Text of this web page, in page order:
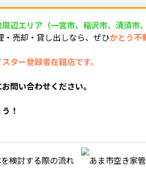
辺エリア（一宮市、稲沢市、清須市
・売却・貸し出しなら、ぜひかとう不
ター登録者在籍店です。
問い合わせください。
！